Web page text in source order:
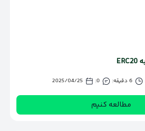
6 دقیقه 0
2025/04/25
مطالعه کنیم